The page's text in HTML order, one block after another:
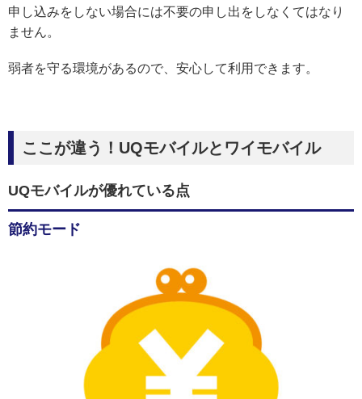
申し込みをしない場合には不要の申し出をしなくてはなり
ません。
弱者を守る環境があるので、安心して利用できます。
ここが違う！UQモバイルとワイモバイル
UQモバイルが優れている点
節約モード